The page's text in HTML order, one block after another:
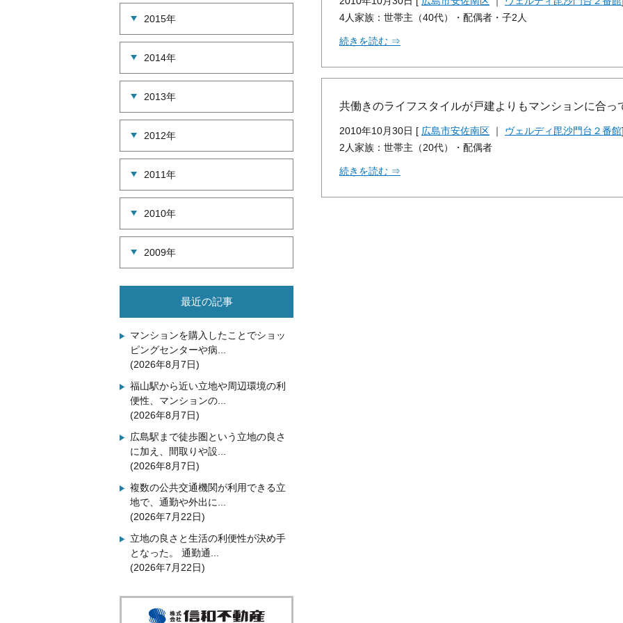
4人家族：世帯主（40代）・配偶者・子2人
続きを読む ⇒
共働きのライフスタイルが戸建よりもマンションに合っ
2010年10月30日 [ 広島市安佐南区 ｜ ヴェルディ毘沙門台２番館]
2人家族：世帯主（20代）・配偶者
続きを読む ⇒
2015年
2014年
2013年
2012年
2011年
2010年
2009年
最近の記事
マンションを購入したことでショッ
ピングセンターや病...
(2026年8月7日)
福山駅から近い立地や周辺環境の利
便性、マンションの...
(2026年8月7日)
広島駅まで徒歩圏という立地の良さ
に加え、間取りや設...
(2026年8月7日)
複数の公共交通機関が利用できる立
地で、通勤や外出に...
(2026年7月22日)
立地の良さと生活の利便性が決め手
となった。 通勤通...
(2026年7月22日)